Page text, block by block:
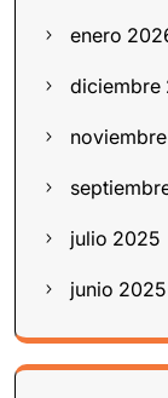
enero
diciembre
julio 2025
junio 2025